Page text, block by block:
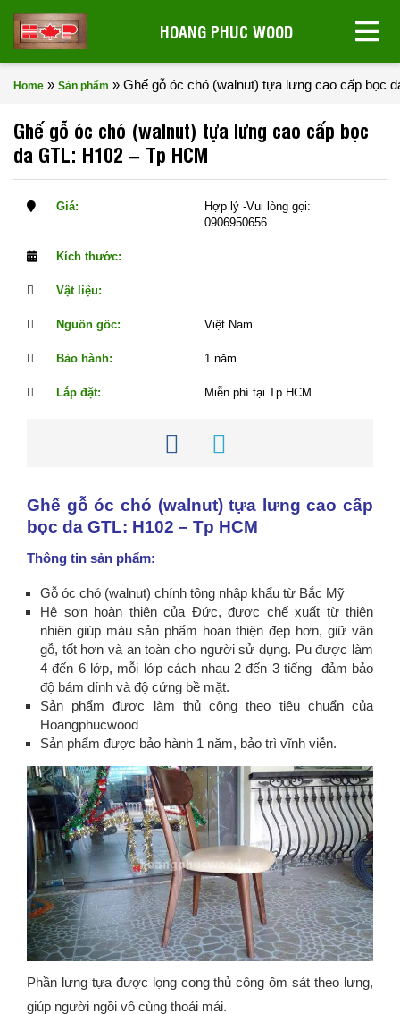
HOANG PHUC WOOD
Home » Sản phẩm » Ghế gỗ óc chó (walnut) tựa lưng cao cấp bọc
Ghế gỗ óc chó (walnut) tựa lưng cao cấp bọc
da GTL: H102 – Tp HCM
Giá:
Hợp lý -Vui lòng gọi:
0906950656
Kích thước:
Vật liệu:
Nguồn gốc: Việt Nam
Bảo hành: 1 năm
Lắp đặt: Miễn phí tại Tp HCM
Ghế gỗ óc chó (walnut) tựa lưng cao cấp
bọc da GTL: H102 – Tp HCM
Thông tin sản phẩm:
Gỗ óc chó (walnut) chính tông nhập khẩu từ Bắc Mỹ
Hệ sơn hoàn thiện của Đức, được chế xuất từ thiên
nhiên giúp màu sản phẩm hoàn thiện đẹp hơn, giữ vân
gỗ, tốt hơn và an toàn cho người sử dụng. Pu được làm
4 đến 6 lớp, mỗi lớp cách nhau 2 đến 3 tiếng đảm bảo
độ bám dính và độ cứng bề mặt.
Sản phẩm được làm thủ công theo tiêu chuẩn của
Hoangphucwood
Sản phẩm được bảo hành 1 năm, bảo trì vĩnh viễn.
Phần lưng tựa được lọng cong thủ công ôm sát theo lưng,
giúp người ngồi vô cùng thoải mái.